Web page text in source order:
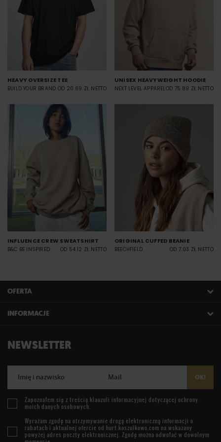
HEAVY OVERSIZE TEE
BUILD YOUR BRAND OD 20.69 ZŁ NETTO
UNISEX HEAVYWEIGHT HOODIE
NEXT LEVEL APPARELOD 75.89 ZŁ NETTO
INFLUENCE CREW SWEATSHIRT
B&C BE INSPIRED OD 54.12 ZŁ NETTO
ORIGINAL CUFFED BEANIE
BEECHFIELD OD 7.03 ZŁ NETTO
OFERTA
INFORMACJE
NEWSLETTER
Imię i nazwisko Mail OK!
Zapoznałem się z treścią klauzuli informacyjnej dotyczącej ochrony
moich danych osobowych.
Wyrażam zgodę na otrzymywanie drogą elektroniczną informacji o
rabatach i aktualnej ofercie od hurt.koszulkowo.com na wskazany
powyżej adres poczty elektronicznej. Zgodę można odwołać w dowolnym